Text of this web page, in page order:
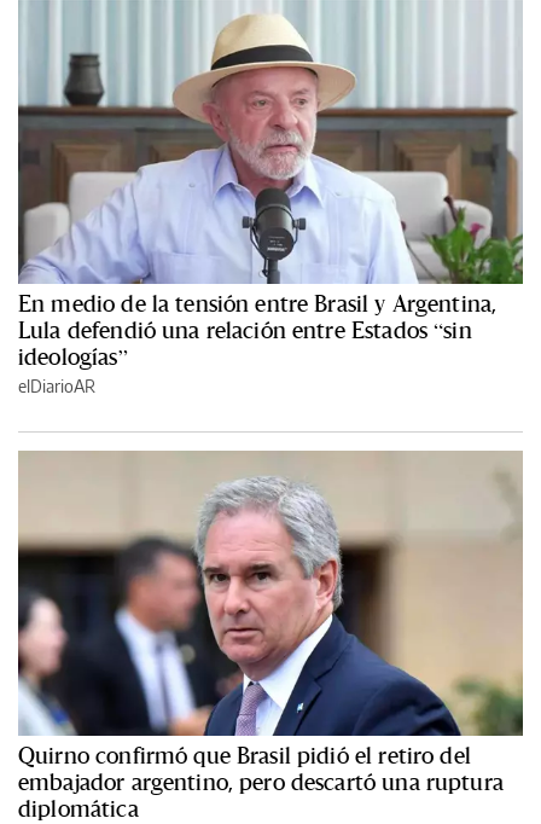
En medio de la tensión entre Brasil y Argentina,
Lula defendió una relación entre Estados “sin
ideologías”
elDiarioAR
Quirno confirmó que Brasil pidió el retiro del
embajador argentino, pero descartó una ruptura
diplomática